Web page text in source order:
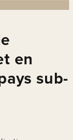
en
sub-